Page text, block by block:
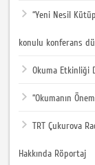
“Yeni Nesil
konulu konferans
Okuma Etkinliği
“Okumanın
TRT Çukurova
Hakkında Röportaj